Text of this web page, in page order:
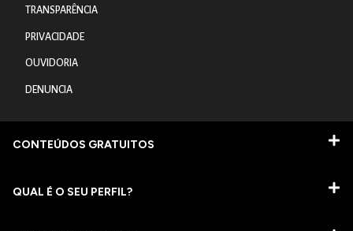
TRANSPARÊNCIA
PRIVACIDADE
OUVIDORIA
DENUNCIA
CONTEÚDOS GRATUITOS
QUAL É O SEU PERFIL?